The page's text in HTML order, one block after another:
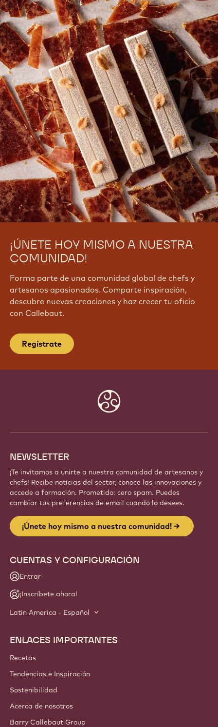
¡ÚNETE HOY MISMO A NUESTRA
COMUNIDAD!
Forma parte de una comunidad global de chefs y
artesanos apasionados. Comparte inspiración,
descubre nuevas creaciones y haz crecer tu oficio
con Callebaut.
Regístrate
NEWSLETTER
¡Te invitamos a unirte a nuestra comunidad de artesanos y
chefs! Recibe noticias del sector, conoce las innovaciones y
accede a formación. Prometido: cero spam. Puedes
cambiar tus preferencias de email cuando lo desees.
¡Únete hoy mismo a nuestra comunidad!
CUENTAS Y CONFIGURACIÓN
Entrar
¡Inscríbete ahora!
Latin America - Español
Footer
Callebaut
ENLACES IMPORTANTES
Recetas
Tendencias e Inspiración
Sostenibilidad
Acerca de nosotros
Barry Callebaut Group